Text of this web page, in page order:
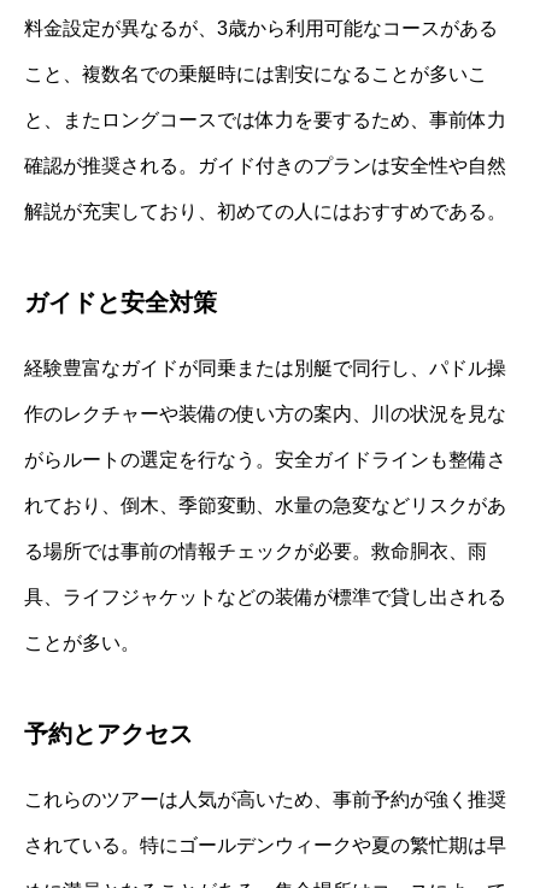
料金設定が異なるが、3歳から利用可能なコースがある
こと、複数名での乗艇時には割安になることが多いこ
と、またロングコースでは体力を要するため、事前体力
確認が推奨される。ガイド付きのプランは安全性や自然
解説が充実しており、初めての人にはおすすめである。
ガイドと安全対策
経験豊富なガイドが同乗または別艇で同行し、パドル操
作のレクチャーや装備の使い方の案内、川の状況を見な
がらルートの選定を行なう。安全ガイドラインも整備さ
れており、倒木、季節変動、水量の急変などリスクがあ
る場所では事前の情報チェックが必要。救命胴衣、雨
具、ライフジャケットなどの装備が標準で貸し出される
ことが多い。
予約とアクセス
これらのツアーは人気が高いため、事前予約が強く推奨
されている。特にゴールデンウィークや夏の繁忙期は早